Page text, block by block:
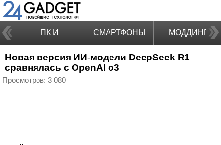
ПК И
НОУТБУКИ
СМАРТФОНЫ МОДДИНГ
Новая версия ИИ-модели DeepSeek R1
сравнялась с OpenAI o3
Просмотров: 3 080